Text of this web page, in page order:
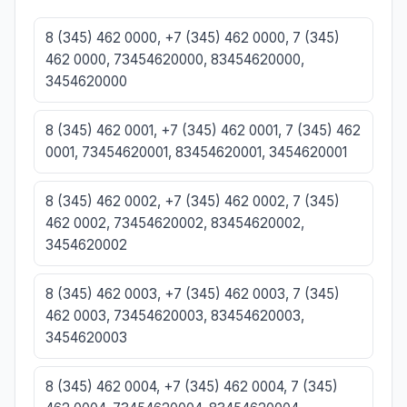
8 (345) 462 0000, +7 (345) 462 0000, 7 (345)
462 0000, 73454620000, 83454620000,
3454620000
8 (345) 462 0001, +7 (345) 462 0001, 7 (345) 462
0001, 73454620001, 83454620001, 3454620001
8 (345) 462 0002, +7 (345) 462 0002, 7 (345)
462 0002, 73454620002, 83454620002,
3454620002
8 (345) 462 0003, +7 (345) 462 0003, 7 (345)
462 0003, 73454620003, 83454620003,
3454620003
8 (345) 462 0004, +7 (345) 462 0004, 7 (345)